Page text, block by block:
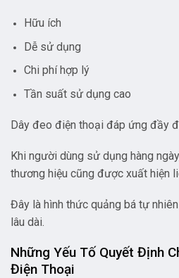
Hữu ích
Dễ sử dụng
Chi phí hợp lý
Tần suất sử dụng cao
Dây đeo điện thoại đáp ứng đầy
Khi người dùng sử dụng hàng
thương hiệu cũng được xuất hiện
Đây là hình thức quảng bá tự
lâu dài.
Những Yếu Tố Quyết Định
Điện Thoại